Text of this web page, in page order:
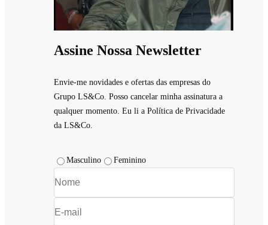
Assine Nossa Newsletter
Envie-me novidades e ofertas das empresas do
Grupo LS&Co. Posso cancelar minha assinatura a
qualquer momento. Eu li a Política de Privacidade
da LS&Co.
Masculino Feminino